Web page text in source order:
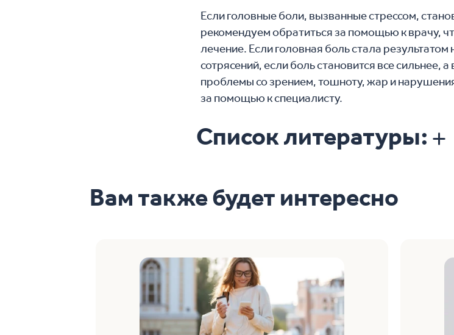
Если головные боли, вызванные стрессом,
рекомендуем обратиться за помощью к врачу,
лечение. Если головная боль стала
сотрясений, если боль становится все сильнее,
проблемы со зрением, тошноту, жар и
за помощью к специалисту.
Список литературы:
Вам также будет интересно